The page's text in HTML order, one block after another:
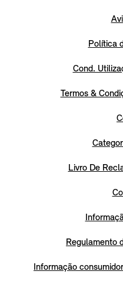
Política
Cond.
Termos &
Livro De
Regulamento
Informação